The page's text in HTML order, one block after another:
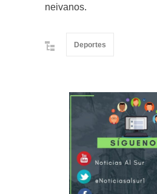
neivanos.
Deportes